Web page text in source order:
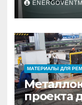
Санкт-
МАТЕРИАЛЫ ДЛЯ
проекта